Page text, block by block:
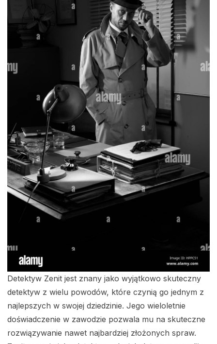
Detektyw Zenit jest znany jako wyjątkowo skuteczny
detektyw z wielu powodów, które czynią go jednym z
najlepszych w swojej dziedzinie. Jego wieloletnie
doświadczenie w zawodzie pozwala mu na skuteczne
rozwiązywanie nawet najbardziej złożonych spraw.